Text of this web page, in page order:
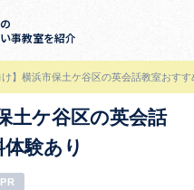
事教室を紹介
け】横浜市保土ケ谷区の英会話教室おす
土ケ谷区の英会話
験あり
PR